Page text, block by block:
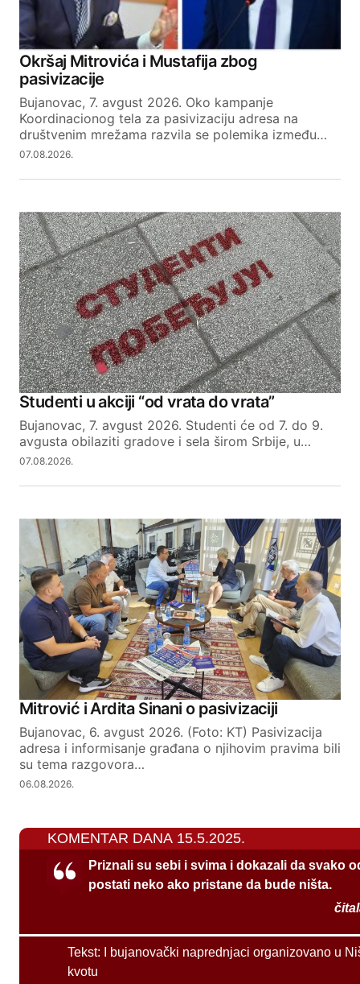
Okršaj Mitrovića i Mustafija zbog
pasivizacije
Bujanovac, 7. avgust 2026. Oko kampanje
Koordinacionog tela za pasivizaciju adresa na
društvenim mrežama razvila se polemika između…
07.08.2026.
Studenti u akciji “od vrata do vrata”
Bujanovac, 7. avgust 2026. Studenti će od 7. do 9.
avgusta obilaziti gradove i sela širom Srbije, u…
07.08.2026.
Mitrović i Ardita Sinani o pasivizaciji
Bujanovac, 6. avgust 2026. (Foto: KT) Pasivizacija
adresa i informisanje građana o njihovim pravima bili
su tema razgovora…
06.08.2026.
KOMENTAR DANA 15.5.2025.
Priznali su sebi i svima i dokazali da svako
postati neko ako pristane da bude ništa.
Tekst:
I bujanovački naprednjaci organizovano u
kvotu